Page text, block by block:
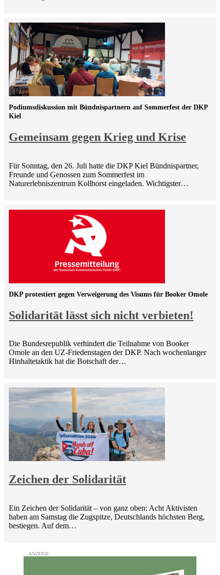
Gemeinsam gegen Krieg und Krise
Podiumsdiskussion mit Bündnispartnern auf Sommerfest der DKP
Kiel
Für Sonntag, den 26. Juli hatte die DKP Kiel Bündnispartner,
Freunde und Genossen zum Sommerfest im
Naturerlebniszentrum Kollhorst eingeladen. Wichtigster…
Solidarität lässt sich nicht verbieten!
DKP protestiert gegen Verweigerung des Visums für Booker Omole
Die Bundesrepublik verhindert die Teilnahme von Booker
Omole an den UZ-Friedenstagen der DKP. Nach wochenlanger
Hinhaltetaktik hat die Botschaft der…
Zeichen der Solidarität
Ein Zeichen der Solidarität – von ganz oben: Acht Aktivisten
haben am Samstag die Zugspitze, Deutschlands höchsten Berg,
bestiegen. Auf dem…